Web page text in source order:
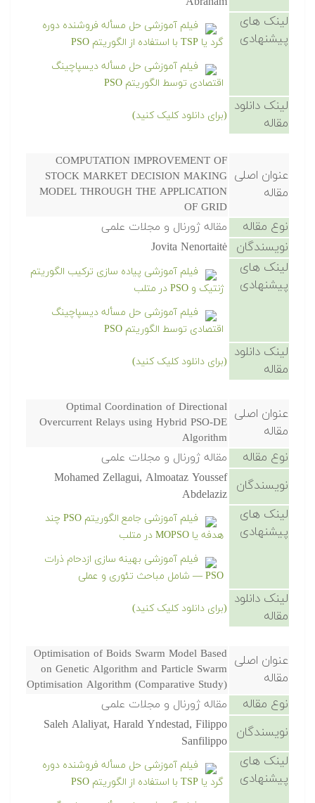
لینک های
پیشنهادی
فیلم آموزشی حل مسأله فروشنده دوره
گرد یا TSP با استفاده از الگوریتم PSO
فیلم آموزشی حل مسأله دیسپاچینگ
اقتصادی توسط الگوریتم PSO
لینک دانلود
مقاله
(برای دانلود کلیک کنید)
عنوان اصلی
مقاله
COMPUTATION IMPROVEMENT OF
STOCK MARKET DECISION MAKING
MODEL THROUGH THE APPLICATION
OF GRID
نوع مقاله مقاله ژورنال و مجلات علمی
نویسندگان Jovita Nenortaitė
لینک های
پیشنهادی
فیلم آموزشی پیاده سازی ترکیب الگوریتم
ژنتیک و PSO در متلب
فیلم آموزشی حل مسأله دیسپاچینگ
اقتصادی توسط الگوریتم PSO
لینک دانلود
مقاله
(برای دانلود کلیک کنید)
عنوان اصلی
مقاله
Optimal Coordination of Directional
Overcurrent Relays using Hybrid PSO-DE
Algorithm
نوع مقاله مقاله ژورنال و مجلات علمی
نویسندگان
Mohamed Zellagui, Almoataz Youssef
Abdelaziz
لینک های
پیشنهادی
فیلم آموزشی جامع الگوریتم PSO چند
هدفه یا MOPSO در متلب
فیلم آموزشی بهینه سازی ازدحام ذرات
PSO — شامل مباحث تئوری و عملی
لینک دانلود
مقاله
(برای دانلود کلیک کنید)
عنوان اصلی
مقاله
Optimisation of Boids Swarm Model Based
on Genetic Algorithm and Particle Swarm
Optimisation Algorithm (Comparative Study)
نوع مقاله مقاله ژورنال و مجلات علمی
نویسندگان
Saleh Alaliyat, Harald Yndestad, Filippo
Sanfilippo
لینک های
پیشنهادی
فیلم آموزشی حل مسأله فروشنده دوره
گرد یا TSP با استفاده از الگوریتم PSO